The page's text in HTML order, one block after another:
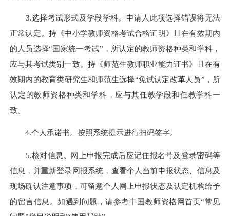
3.选择考试形式及学段学科。申请人此项选择错误将无法
正常认定。持《中小学教师资格考试合格证明》且在有效期内
的人员选择“国家统一考试”，所认定的教师资格种类和学科，
应与其考试类别一致。持《师范生教师职业能力证书》且在有
效期内的教育类研究生和师范生选择“免试认定改革人员”，所
认定的教师资格种类和学科，应与其任教学段和任教学科一
致。
4.个人承诺书。按照系统提示进行扫码签字。
5.核对信息。网上申报完成后应记住报名号及登录密码等
信息，并重新登录网报系统，查看个人当前申报状态、信息及
现场确认注意事项，可留意个人网上申报状态及认定机构给予
的留言信息。如遇到问题，请参考中国教师资格网首页“常见